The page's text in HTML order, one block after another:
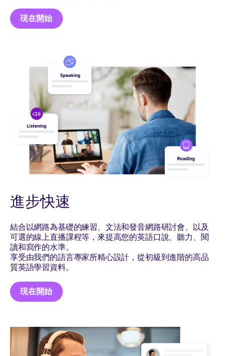
現在開始
進步快速
結合以網路為基礎的練習、文法和發音網路研討會、以及
可選的線上直播課程等，來提高您的英語口說、聽力、閱
讀和寫作的水準。
享受由我們的語言專家所精心設計，從初級到進階的高品
質英語學習資料。
現在開始